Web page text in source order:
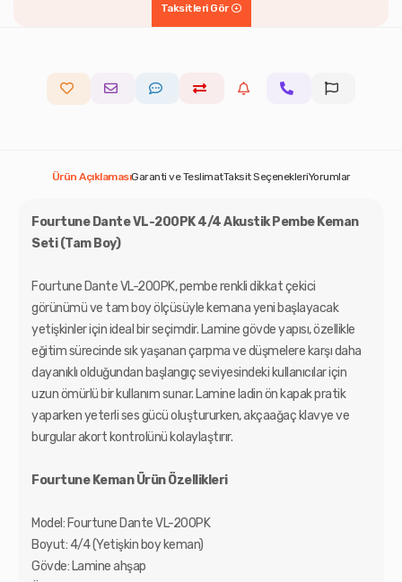
Taksitleri Gör
Ürün AçıklamasıGaranti ve TeslimatTaksit SeçenekleriYorumlar
Fourtune Dante VL-200PK 4/4 Akustik Pembe Keman
Seti (Tam Boy)
Fourtune Dante VL-200PK, pembe renkli dikkat çekici
görünümü ve tam boy ölçüsüyle kemana yeni başlayacak
yetişkinler için ideal bir seçimdir. Lamine gövde yapısı, özellikle
eğitim sürecinde sık yaşanan çarpma ve düşmelere karşı daha
dayanıklı olduğundan başlangıç seviyesindeki kullanıcılar için
uzun ömürlü bir kullanım sunar. Lamine ladin ön kapak pratik
yaparken yeterli ses gücü oluştururken, akçaağaç klavye ve
burgular akort kontrolünü kolaylaştırır.
Fourtune Keman Ürün Özellikleri
Model: Fourtune Dante VL-200PK
Boyut: 4/4 (Yetişkin boy keman)
Gövde: Lamine ahşap